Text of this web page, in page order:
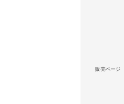
販売ページ